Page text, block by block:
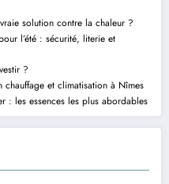
solution contre la chaleur ?
l’été : sécurité, literie et
?
et climatisation à Nîmes
: les essences les plus abordables